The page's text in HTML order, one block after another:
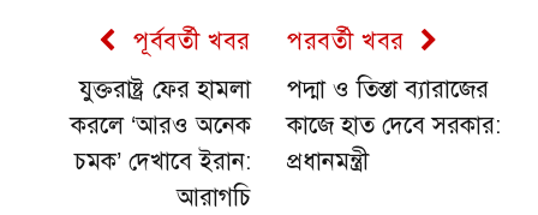
পূর্ববর্তী খবর
যুক্তরাষ্ট্র ফের হামলা
করলে ‘আরও অনেক
চমক’ দেখাবে ইরান:
আরাগচি
পরবর্তী খবর
পদ্মা ও তিস্তা ব্যারাজের
কাজে হাত দেবে সরকার:
প্রধানমন্ত্রী